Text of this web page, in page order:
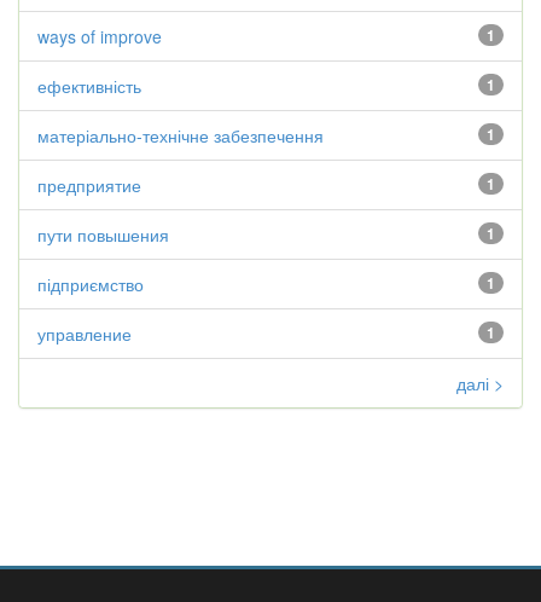
1
ways of improve
1
ефективність
1
матеріально-технічне забезпечення
1
предприятие
1
пути повышения
1
підприємство
1
управление
далі >